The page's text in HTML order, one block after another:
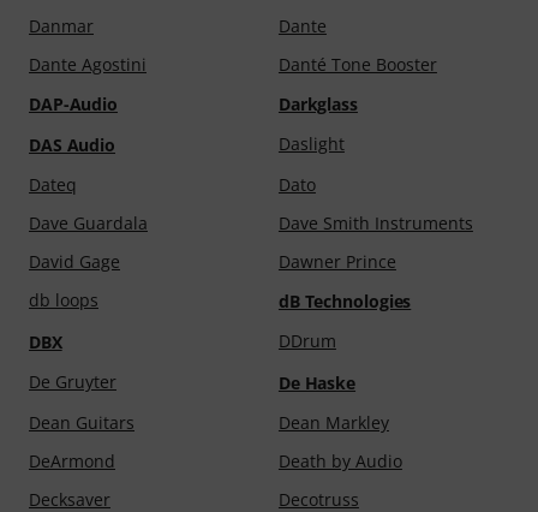
Danmar
Dante
Dante Agostini
Danté Tone Booster
DAP-Audio
Darkglass
DAS Audio
Daslight
Dateq
Dato
Dave Guardala
Dave Smith Instruments
David Gage
Dawner Prince
db loops
dB Technologies
DBX
DDrum
De Gruyter
De Haske
Dean Guitars
Dean Markley
DeArmond
Death by Audio
Decksaver
Decotruss